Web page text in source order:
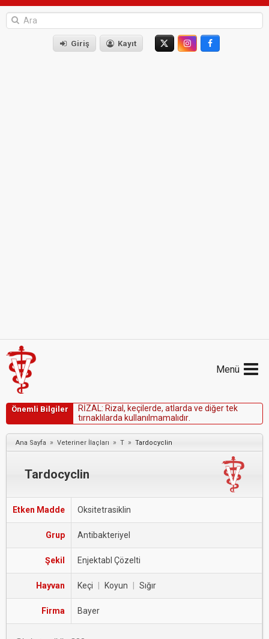
Giriş Kayıt
Menü
Önemli Bilgiler RİZAL: Riza , keçi erde, atarda ve diğertek
tırnakı arda ku anı mama ıdır
Ana Sayfa » Veteriner İlaçları » T » Tardocyclin
Tardocyclin
Etken Madde Oksitetrasiklin
Grup Antibakteriyel
Şekil Enjektabl Çözelti
Hayvan Keçi Koyun Sığır
Firma Bayer